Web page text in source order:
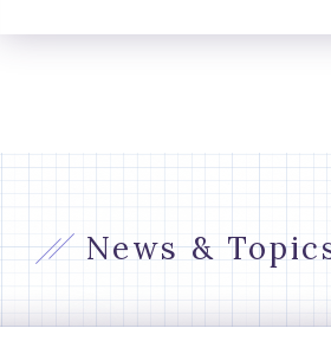
News &